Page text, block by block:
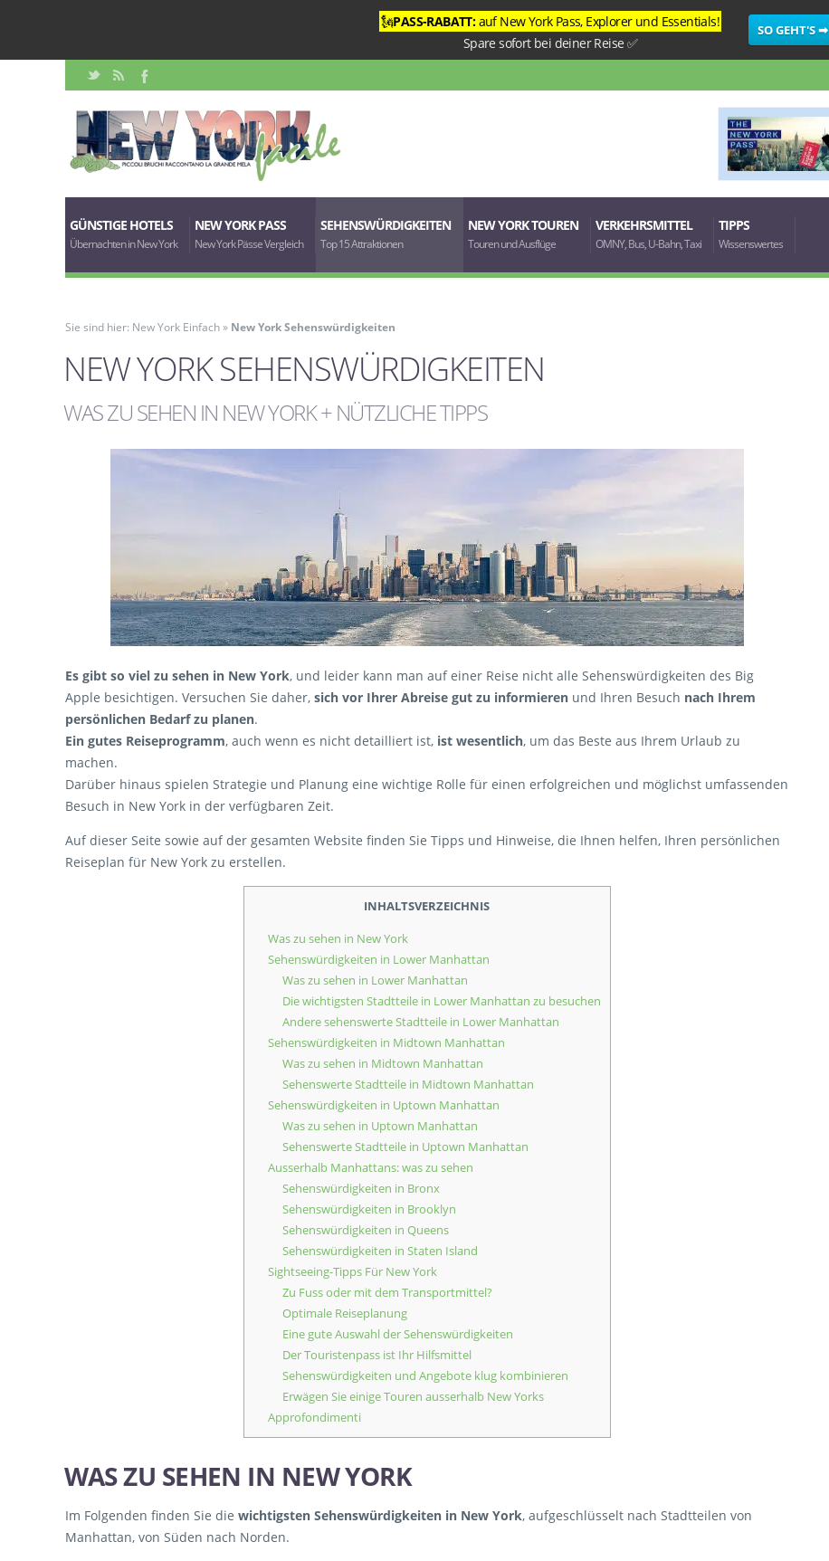
🗽PASS-RABATT:aufNew York Pass, Explorerund Essentials!
Spare sofort bei deiner Reise ✅
SO GEHT'S ➡
GÜNSTIGE HOTELS
Übernachten in New York
NEW YORK PASS
New York Pässe Vergleich
SEHENSWÜRDIGKEITEN
Top 15 Attraktionen
NEW YORK TOUREN
Touren und Ausflüge
VERKEHRSMITTEL
OMNY, Bus, U-Bahn, Taxi
TIPPS
Wissenswertes
Sie sind hier: New York Einfach» New York Sehenswürdigkeiten
NEW YORK SEHENSWÜRDIGKEITEN
WAS ZU SEHEN IN NEW YORK + NÜTZLICHE TIPPS
Es gibt so viel zu sehen in New York, und leider kann man auf einer Reise nicht alle Sehenswürdigkeiten des Big
Apple besichtigen. Versuchen Sie daher, sich vor Ihrer Abreise gut zu informieren und Ihren Besuch nach Ihrem
persönlichen Bedarf zu planen.
Ein gutes Reiseprogramm, auch wenn es nicht detailliert ist, ist wesentlich, um das Beste aus Ihrem Urlaub zu
machen.
Darüber hinaus spielen Strategie und Planung eine wichtige Rolle für einen erfolgreichen und möglichst umfassenden
Besuch in New York in der verfügbaren Zeit.
Auf dieser Seite sowie auf der gesamten Website finden Sie Tipps und Hinweise, die Ihnen helfen, Ihren persönlichen
Reiseplan für New York zu erstellen.
INHALTSVERZEICHNIS
Was zu sehen in New York
Sehenswürdigkeiten in Lower Manhattan
Was zu sehen in Lower Manhattan
Die wichtigsten Stadtteile in Lower Manhattan zu besuchen
Andere sehenswerte Stadtteile in Lower Manhattan
Sehenswürdigkeiten in Midtown Manhattan
Was zu sehen in Midtown Manhattan
Sehenswerte Stadtteile in Midtown Manhattan
Sehenswürdigkeiten in Uptown Manhattan
Was zu sehen in Uptown Manhattan
Sehenswerte Stadtteile in Uptown Manhattan
Ausserhalb Manhattans: was zu sehen
Sehenswürdigkeiten in Bronx
Sehenswürdigkeiten in Brooklyn
Sehenswürdigkeiten in Queens
Sehenswürdigkeiten in Staten Island
Sightseeing-Tipps Für New York
Zu Fuss oder mit dem Transportmittel?
Optimale Reiseplanung
Eine gute Auswahl der Sehenswürdigkeiten
Der Touristenpass ist Ihr Hilfsmittel
Sehenswürdigkeiten und Angebote klug kombinieren
Erwägen Sie einige Touren ausserhalb New Yorks
Approfondimenti
WAS ZU SEHEN IN NEW YORK
Im Folgenden finden Sie die wichtigsten Sehenswürdigkeiten in New York, aufgeschlüsselt nach Stadtteilen von
Manhattan, von Süden nach Norden.